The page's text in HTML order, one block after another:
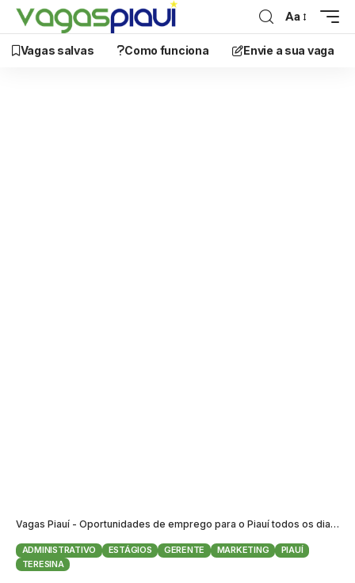
Aa
Vagas salvas Como funciona Envie a sua vaga
Vagas Piauí - Oportunidades de emprego para o Piauí todos os dias>
ADMINISTRATIVO ESTÁGIOS GERENTE MARKETING
PIAUÍ
TERESINA